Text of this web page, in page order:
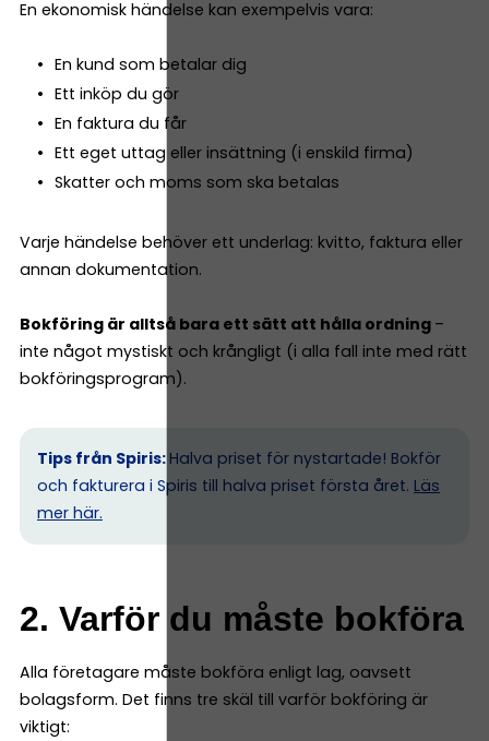
En ekonomisk händelse kan exempelvis vara:
En kund som betalar dig
Ett inköp du gör
En faktura du får
Ett eget uttag eller insättning (i enskild firma)
Skatter och moms som ska betalas
Varje händelse behöver ett underlag: kvitto, faktura eller
annan dokumentation.
Bokföring är alltså bara ett sätt att hålla ordning –
inte något mystiskt och krångligt (i alla fall inte med rätt
bokföringsprogram).
Tips från Spiris: Halva priset för nystartade! Bokför
och fakturera i Spiris till halva priset första året. Läs
mer här.
2. Varför du måste bokföra
Alla företagare måste bokföra enligt lag, oavsett
bolagsform. Det finns tre skäl till varför bokföring är
viktigt: